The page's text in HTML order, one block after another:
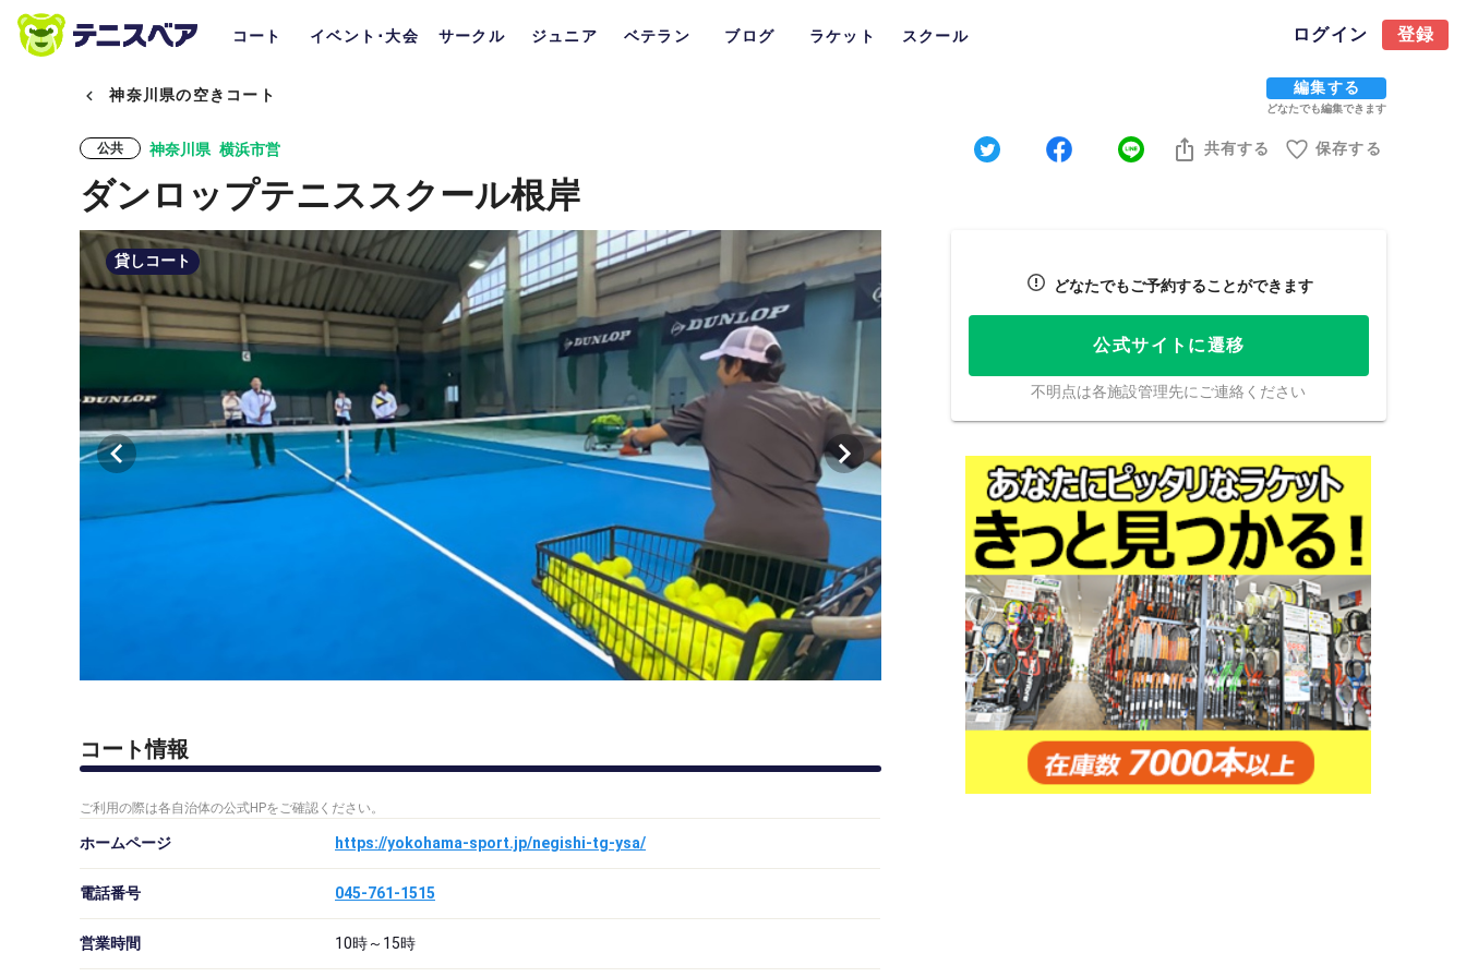
コート イベント･大会 サークル ジュニア ベテラン ブログ ラケット スクール ログイン 登録
神奈川県の空きコート 編集する
どなたでも編集できます
公共 神奈川県 横浜市営 共有する 保存する
ダンロップテニススクール根岸
貸しコート
コート情報
ご利用の際は各自治体の公式HPをご確認ください。
ホームページ https://yokohama-sport.jp/negishi-tg-ysa/
電話番号 045-761-1515
営業時間 10時～15時
どなたでもご予約することができます
公式サイトに遷移
不明点は各施設管理先にご連絡ください